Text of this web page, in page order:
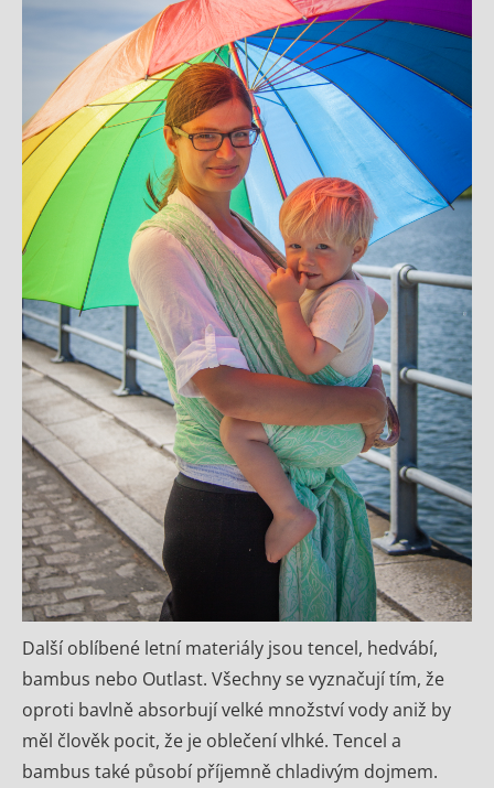
Další oblíbené letní materiály jsou tencel, hedvábí,
bambus nebo Outlast. Všechny se vyznačují tím, že
oproti bavlně absorbují velké množství vody aniž by
měl člověk pocit, že je oblečení vlhké. Tencel a
bambus také působí příjemně chladivým dojmem.